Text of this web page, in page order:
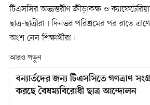
টিএসসির অভ্যন্তরীণ ক্রীড়াকক্ষ ও
ছাত্র-ছাত্রীরা৷ দিনভর পরিশ্রমের পর রাতে
অংশ নেন শিক্ষার্থীরা৷
আরও পড়ুন
বন্যার্তদের জন্য টিএসসিতে গণত্রাণ
করছে বৈষম্যবিরোধী ছাত্র আন্দোলন